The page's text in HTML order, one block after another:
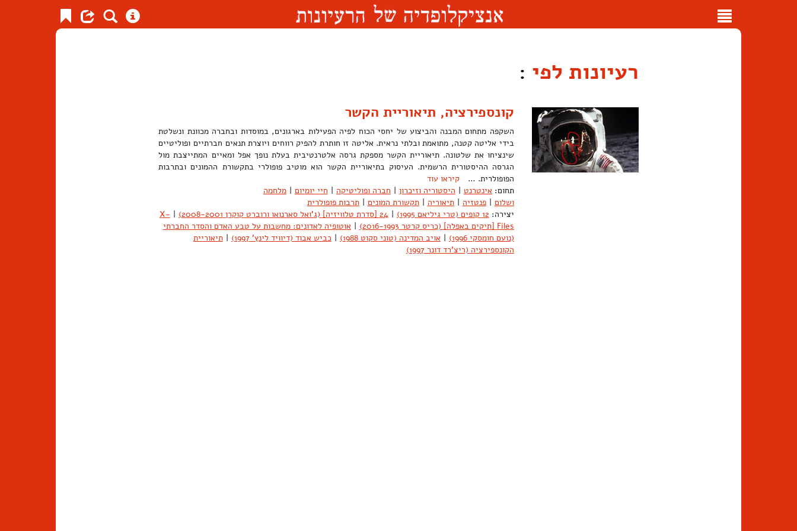
Toggle
רעיונות לפי :
קונספירציה, תיאוריית הקשר
השקפה מתחום המבנה והביצוע של יחסי הכוח לפיה הפעילות בארגונים, במוסדות ובחברה מכוונת ונשלטת
בידי אליטה קטנה, מתואמת ובלתי נראית. אליטה זו חותרת להפיק רווחים ויוצרת תנאים חברתיים ופוליטיים
שינציחו את שלטונה. תיאוריית הקשר מספקת גרסה אלטרנטיבית בעלת נופך אפל ומאיים המתייצבת מול
הגרסה ההיסטורית הרשמית. העיסוק בתיאוריית הקשר הוא מוטיב פופולרי בתקשורת ההמונים ובתרבות
הפופולרית. …קיראו עוד
תחום: אינטרנט | היסטוריה וזיכרון | חברה ופוליטיקה | חיי יומיום | מלחמה
ושלום | פנטזיה | תיאוריה | תקשורת המונים | תרבות פופולרית
יצירה: 12 קופים (טרי גיליאם 1995) | 24 [סדרת טלוויזיה] (ג'ואל סארנואו ורוברט קוקרן 2008-2001) |
X-
Files [תיקים באפלה] (כריס קרטר 2016-1993)
| אוטופיה לאדונים: מחשבות על טבע האדם והסדר החברתי
(נועם חומסקי 1996)
| אויב המדינה (טוני סקוט 1988) | כביש אבוד (דיוויד לינץ' 1997) | תיאוריית
הקונספירציה (ריצ'רד דונר 1997)